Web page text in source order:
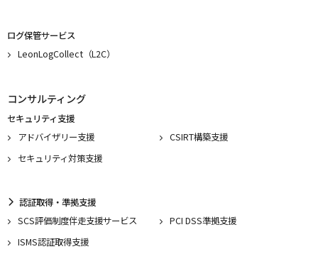
ログ保管サービス
LeonLogCollect（L2C）
コンサルティング
セキュリティ支援
アドバイザリー支援
CSIRT構築支援
セキュリティ対策支援
認証取得・準拠支援
SCS評価制度伴走支援サービス
PCI DSS準拠支援
ISMS認証取得支援